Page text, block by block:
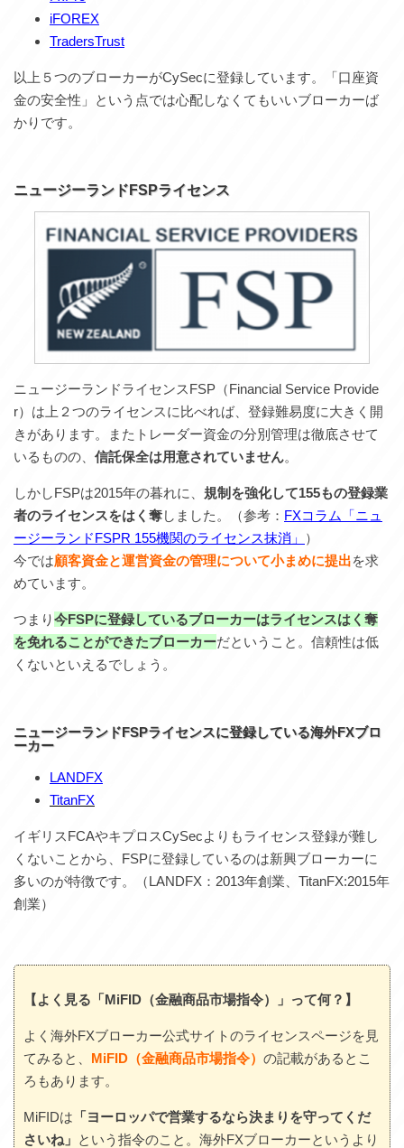
iFOREX
TradersTrust
以上５つのブローカーがCySecに登録しています。「口座資
金の安全性」という点では心配しなくてもいいブローカーば
かりです。
ニュージーランドFSPライセンス
ニュージーランドライセンスFSP（Financial Service Provide
r）は上２つのライセンスに比べれば、登録難易度に大きく開
きがあります。またトレーダー資金の分別管理は徹底させて
いるものの、 信託保全は用意されていません。
しかしFSPは2015年の暮れに、 規制を強化して155もの登録業
者のライセンスをはく奪しました。（参考： FXコラム「ニュ
ージーランドFSPR 155機関のライセンス抹消」
）
今では顧客資金と運営資金の管理について小まめに提出を求
めています。
つまり今FSPに登録しているブローカーはライセンスはく奪
を免れることができたブローカーだということ。信頼性は低
くないといえるでしょう。
ニュージーランドFSPライセンスに登録している海外FXブロ
ーカー
LANDFX
TitanFX
イギリスFCAやキプロスCySecよりもライセンス登録が難し
くないことから、FSPに登録しているのは新興ブローカーに
多いのが特徴です。（LANDFX：2013年創業、TitanFX:2015年
創業）
【よく見る「MiFID（金融商品市場指令）」って何？】
よく海外FXブローカー公式サイトのライセンスページを見
てみると、 MiFID（金融商品市場指令） の記載があるとこ
ろもあります。
MiFIDは 「ヨーロッパで営業するなら決まりを守ってくだ
さいね」 という指令のこと。海外FXブローカーというより